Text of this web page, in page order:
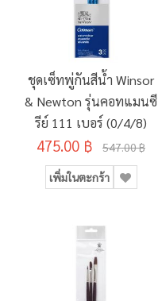
ชุดเซ็ทพู่กันสีน้ำ Winsor
& Newton รุ่นคอทแมนซี
รีย์ 111 เบอร์ (0/4/8)
475.00 ฿ 547.00 ฿
เพิ่มในตะกร้า